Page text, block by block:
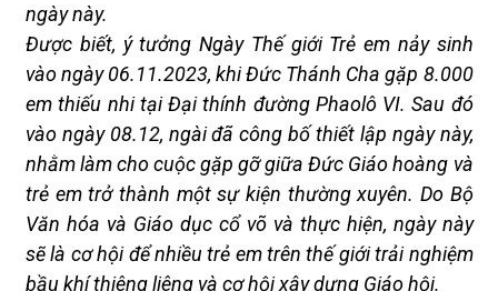
ngàynày.
Được biết, ý tưởng Ngày Thế giới Trẻ em nảy sinh
vàongày 06.11.2023, khi Đức Thánh Cha gặp 8.000
em thiếu nhi tại Đại thính đường Phaolô VI. Sau đó
vào ngày 08.12, ngài đã công bố thiết lập ngày này,
nhằmlàm cho cuộc gặp gỡ giữa Đức Giáo hoàng và
trẻ emtrở thành một sự kiện thường xuyên. Do Bộ
Văn hóa và Giáo dục cổvõ và thực hiện, ngày này
sẽ là cơ hội để nhiều trẻ em trên thế giới trải nghiệm
bầu khí thiêng liêng và cơ hội xây dựng Giáo hội.